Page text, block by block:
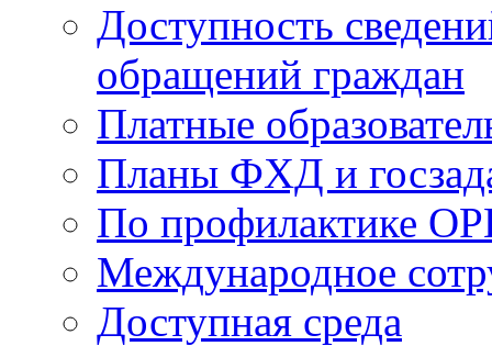
Доступность
обращений граждан
Платные
Планы ФХД и
По профилактике
Международное
Доступная среда